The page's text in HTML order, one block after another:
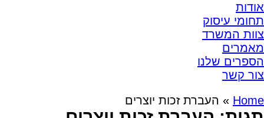
אודות
תחומי עיסוק
צוות המשרד
מאמרים
הספרים שלנו
צור קשר
Home
» העברת זכות יוצרים